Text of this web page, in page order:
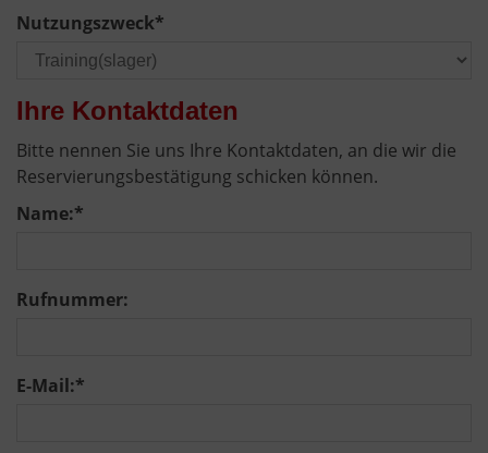
Nutzungszweck*
Ihre Kontaktdaten
Bitte nennen Sie uns Ihre Kontaktdaten, an die wir die
Reservierungsbestätigung schicken können.
Name:*
Rufnummer:
E-Mail:*